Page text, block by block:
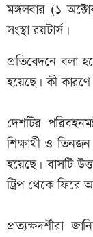
মঙ্গলবার (১
সংস্থা রয়টার্স।
প্রতিবেদনে বলা
হয়েছে। কী
দেশটির
শিক্ষার্থী ও
হয়েছে। বাসটি
ট্রিপ থেকে ফিরে
প্রত্যক্ষদর্শীরা